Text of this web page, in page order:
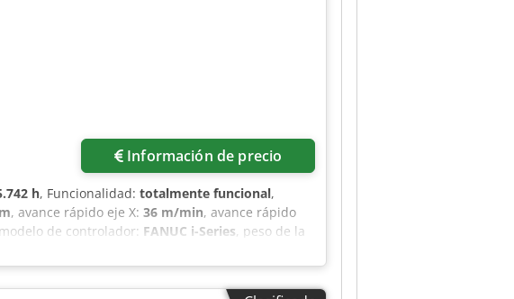
Información de precio
h, Funcionalidad: totalmente funcional,
, avance rápido eje X: 36 m/min, avance rápido
de controlador: FANUC i-Series, peso de la
del cabezal (máx.):12.000 rpm, horas de
motor del husillo:18 W, nariz del husillo:ISO 40,